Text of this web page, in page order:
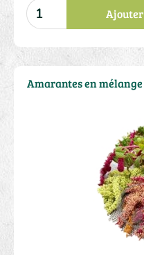
Ajouter
Amarantes en mélange